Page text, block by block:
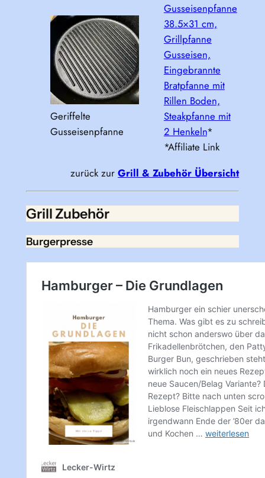
Geriffelte
Gusseisenpfanne
Gusseisenpfanne
38.5×31 cm,
Grillpfanne
Gusseisen,
Eingebrannte
Bratpfanne mit
Rillen Boden,
Steakpfanne mit
2 Henkeln*
*Affiliate Link
zurück zurGrill & Zubehör Übersicht
Grill Zubehör
Burgerpresse